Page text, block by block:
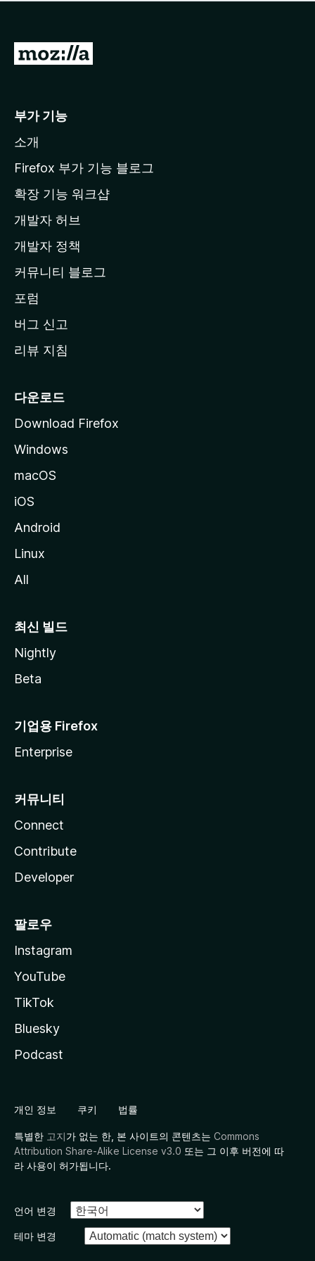
점
습
니
M
l
a
페
이
지
이
동
부가 기능
소개
Firefox 부가 기능 블로그
확장 기능 워크샵
개발자 허브
개발자 정책
커뮤니티 블로그
포럼
버그 신고
리뷰 지침
다운로드
Download Firefox
Windows
macOS
iOS
Android
Linux
All
최신 빌드
Nightly
Beta
기업용 Firefox
Enterprise
커뮤니티
Connect
Contribute
Developer
팔로우
Instagram
YouTube
TikTok
Bluesky
Podcast
개인 정보 쿠키 법률
특별한 고지가 없는 한, 본 사이트의 콘텐츠는 Commons
Attribution Share-Alike License v3.0 또는 그 이후 버전에 따
라 사용이 허가됩니다.
언어 변경
테마 변경